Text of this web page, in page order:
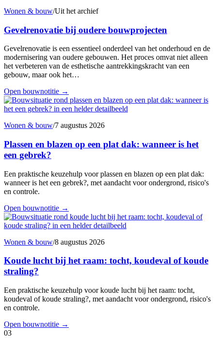
Wonen & bouw/Uit het archief
Gevelrenovatie bij oudere bouwprojecten
Gevelrenovatie is een essentieel onderdeel van het onderhoud en de
modernisering van oudere gebouwen. Het proces omvat niet alleen
het verbeteren van de esthetische aantrekkingskracht van een
gebouw, maar ook het…
Open bouwnotitie →
Wonen & bouw/7 augustus 2026
Plassen en blazen op een plat dak: wanneer is het
een gebrek?
Een praktische keuzehulp voor plassen en blazen op een plat dak:
wanneer is het een gebrek?, met aandacht voor ondergrond, risico's
en controle.
Open bouwnotitie →
Wonen & bouw/8 augustus 2026
Koude lucht bij het raam: tocht, koudeval of koude
straling?
Een praktische keuzehulp voor koude lucht bij het raam: tocht,
koudeval of koude straling?, met aandacht voor ondergrond, risico's
en controle.
Open bouwnotitie →
03